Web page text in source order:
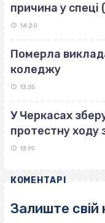
причина у
14:20
Померла
коледжу
13:35
У Черкасах
протестну ходу
13:19
КОМЕНТАРІ
Залиште свій